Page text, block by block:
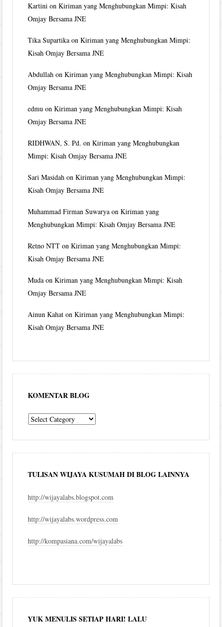
Kartini onKiriman yang Menghubungkan Mimpi: Kisah
Omjay Bersama JNE
Tika Supartika onKiriman yang Menghubungkan Mimpi:
Kisah Omjay Bersama JNE
Abdullah onKiriman yang Menghubungkan Mimpi: Kisah
Omjay Bersama JNE
edmu onKiriman yang Menghubungkan Mimpi: Kisah
Omjay Bersama JNE
RIDHWAN, S. Pd. onKiriman yang Menghubungkan
Mimpi: Kisah Omjay Bersama JNE
Sari Masidah onKiriman yang Menghubungkan Mimpi:
Kisah Omjay Bersama JNE
Muhammad Firman Suwarya onKiriman yang
Menghubungkan Mimpi: Kisah Omjay Bersama JNE
Retno NTT onKiriman yang Menghubungkan Mimpi:
Kisah Omjay Bersama JNE
Muda onKiriman yang Menghubungkan Mimpi: Kisah
Omjay Bersama JNE
Ainun Kahat onKiriman yang Menghubungkan Mimpi:
Kisah Omjay Bersama JNE
KOMENTAR BLOG
komentar
TULISAN WIJAYA KUSUMAH DI BLOG LAINNYA
http://wijayalabs.blogspot.com
http://wijayalabs.wordpress.com
http://kompasiana.com/wijayalabs
YUK MENULIS SETIAP HARI! LALU